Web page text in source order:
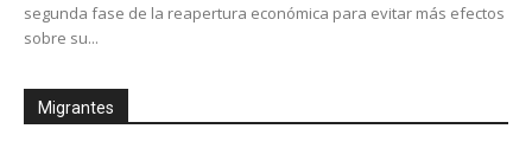
segunda fase de la reapertura económica para evitar más efectos
sobre su...
Migrantes